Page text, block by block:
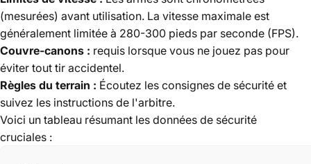
(mesurées) avant utilisation. La vitesse maximale est
généralement limitée à 280-300 pieds par seconde (FPS).
Couvre-canons : requis lorsque vous ne jouez pas pour
éviter tout tir accidentel.
Règles du terrain : Écoutez les consignes de sécurité et
suivez les instructions de l'arbitre.
Voici un tableau résumant les données de sécurité
cruciales :